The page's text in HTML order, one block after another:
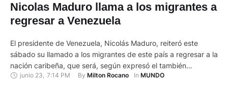
Nicolas Maduro llama a los migrantes a
regresar a Venezuela
El presidente de Venezuela, Nicolás Maduro, reiteró este
sábado su llamado a los migrantes de este país a regresar a la
nación caribeña, que será, según expresó el también
candidato a la reelección, el "asombro de Sudamérica".
junio 23 7:14 PM By Milton Rocano In MUNDO